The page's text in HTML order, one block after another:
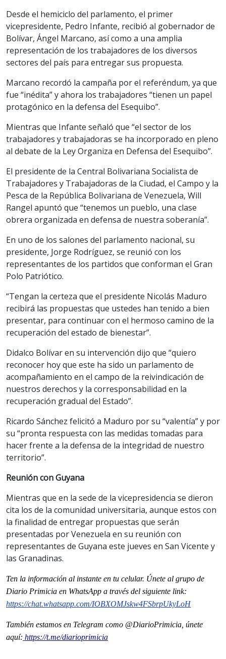
Desde el hemiciclo del parlamento, el primer
vicepresidente, Pedro Infante, recibió al gobernador de
Bolívar, Ángel Marcano, así como a una amplia
representación de los trabajadores de los diversos
sectores del país para entregar sus propuesta.
Marcano recordó la campaña por el referéndum, ya que
fue “inédita” y ahora los trabajadores “tienen un papel
protagónico en la defensa del Esequibo”.
Mientras que Infante señaló que “el sector de los
trabajadores y trabajadoras se ha incorporado en pleno
al debate de la Ley Organiza en Defensa del Esequibo”.
El presidente de la Central Bolivariana Socialista de
Trabajadores y Trabajadoras de la Ciudad, el Campo y la
Pesca de la República Bolivariana de Venezuela, Will
Rangel apuntó que “tenemos un pueblo, una clase
obrera organizada en defensa de nuestra soberanía”.
En uno de los salones del parlamento nacional, su
presidente, Jorge Rodríguez, se reunió con los
representantes de los partidos que conforman el Gran
Polo Patriótico.
“Tengan la certeza que el presidente Nicolás Maduro
recibirá las propuestas que ustedes han tenido a bien
presentar, para continuar con el hermoso camino de la
recuperación del estado de bienestar”.
Didalco Bolívar en su intervención dijo que “quiero
reconocer hoy que este ha sido un parlamento de
acompañamiento en el campo de la reivindicación de
nuestros derechos y la corresponsabilidad en la
recuperación gradual del Estado”.
Ricardo Sánchez felicitó a Maduro por su “valentía” y por
su “pronta respuesta con las medidas tomadas para
hacer frente a la defensa de la integridad de nuestro
territorio”.
Reunión con Guyana
Mientras que en la sede de la vicepresidencia se dieron
cita los de la comunidad universitaria, aunque estos con
la finalidad de entregar propuestas que serán
presentadas por Venezuela en su reunión con
representantes de Guyana este jueves en San Vicente y
las Granadinas.
Ten la información al instante en tu celular. Únete al grupo de
Diario Primicia en WhatsApp a través del siguiente link:
https://chat.whatsapp.com/IOBXOMJskw4FSbrpUkyLoH
También estamos en Telegram como @DiarioPrimicia, únete
aquí: https://t.me/diarioprimicia